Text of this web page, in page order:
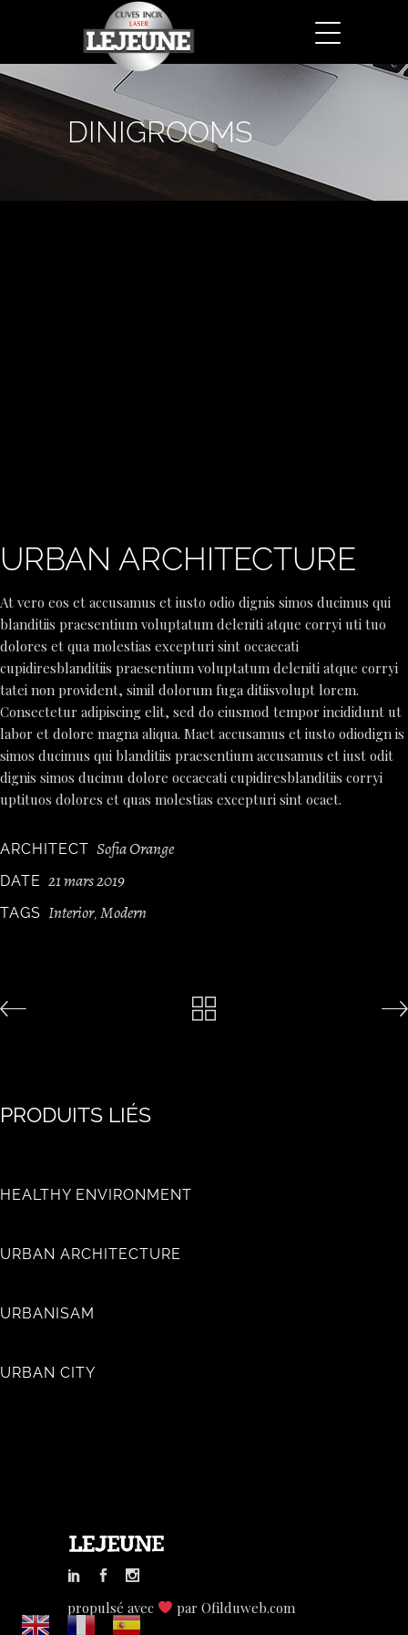
DINIGROOMS
URBAN ARCHITECTURE
At vero eos et accusamus et iusto odio dignis simos ducimus qui
blanditiis praesentium voluptatum deleniti atque corryi uti tuo
dolores et qua molestias excepturi sint occaecati
cupidiresblanditiis praesentium voluptatum deleniti atque corryi
tatei non provident, simil dolorum fuga ditiisvolupt lorem.
Consectetur adipiscing elit, sed do eiusmod tempor incididunt ut
labor et dolore magna aliqua. Maet accusamus et iusto odiodign is
simos ducimus qui blanditiis praesentium accusamus et iust odit
dignis simos ducimu dolore occaecati cupidiresblanditiis corryi
uptituos dolores et quas molestias excepturi sint ocaet.
ARCHITECT Sofia Orange
DATE 21 mars 2019
TAGS Interior, Modern
PRODUITS LIÉS
HEALTHY ENVIRONMENT
URBAN ARCHITECTURE
URBANISAM
URBAN CITY
propulsé avec parOfilduweb.com